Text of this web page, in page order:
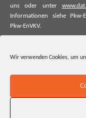
Wir verwenden Cookies, um
uns oder unter
Informationen siehe Pkw-
Pkw-EnVKV.
offiziellen spezifischen
offiziellen spezifischen
neuer Pkw entnommen
der Deutschen Automobil